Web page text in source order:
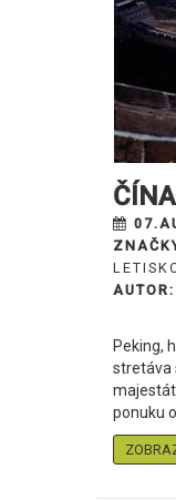
AUTOR:
Peking,
stretáva
ponuku